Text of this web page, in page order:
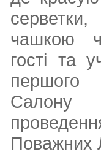
чашкою
гості та
першого
Поважних